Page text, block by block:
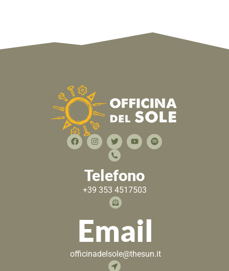
Telefono
+39 353 4517503
Email
officinadelsole@thesun.it